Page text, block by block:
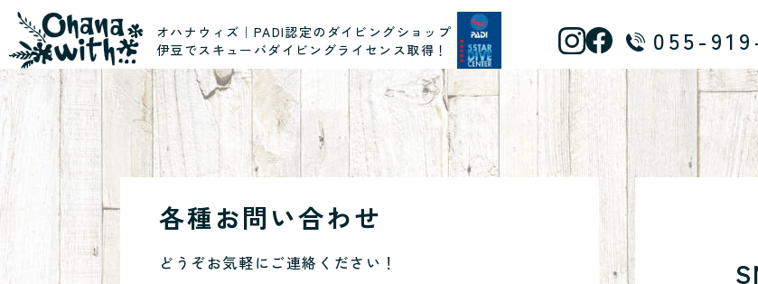
オハナウィズ｜PADI認定のダイビングショップ
伊豆でスキューバダイビングライセンス取得！
055-
各種お問い合わせ
どうぞお気軽にご連絡ください！